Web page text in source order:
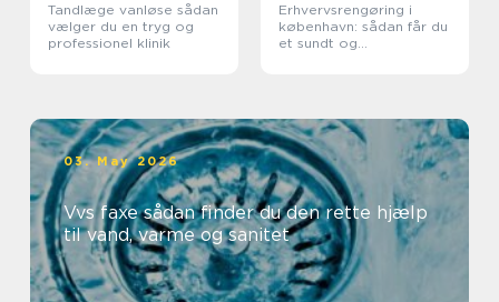
Tandlæge vanløse sådan
vælger du en tryg og
professionel klinik
Erhvervsrengøring i
københavn: sådan får du
et sundt og
03. May 2026
Vvs faxe sådan finder du den rette hjælp
til vand, varme og sanitet